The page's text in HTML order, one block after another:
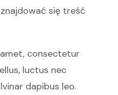
się treść
consectetur
luctus nec
dapibus leo.